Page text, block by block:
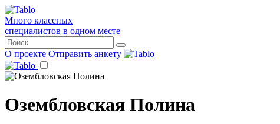
Много классных
специалистов в одном месте
О проекте Отправить анкету
Озембловская Полина